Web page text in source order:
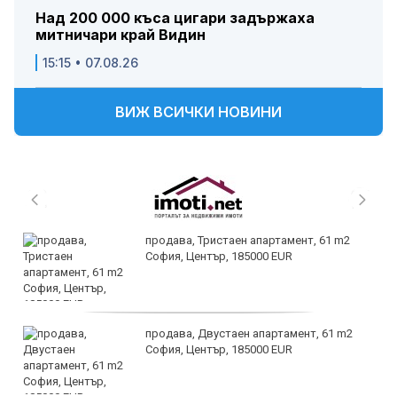
Над 200 000 къса цигари задържаха
митничари край Видин
15:15 • 07.08.26
ВИЖ ВСИЧКИ НОВИНИ
продава, Тристаен апартамент, 61 m2
София, Център, 185000 EUR
продава, Двустаен апартамент, 61 m2
София, Център, 185000 EUR